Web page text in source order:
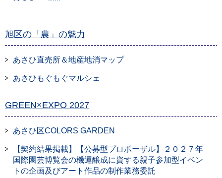
旭区の「農」の魅力
あさひ直売所＆地産地消マップ
あさひもぐもぐマルシェ
GREEN×EXPO 2027
あさひ区COLORS GARDEN
【契約結果掲載】【公募型プロポーザル】２０２７年
国際園芸博覧会の機運醸成に資する親子参加型イベン
トの企画及びアート作品の制作業務委託